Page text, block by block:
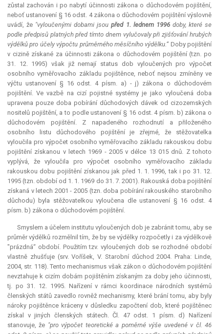
zůstal zachován i po nabytí účinnosti zákona o důchodovém pojištění,
neboť ustanovení § 16 odst. 4 zákona o důchodovém pojištění výslovně
uvádí, že "vyloučenými dobami jsoupřed 1. lednem 1996doby, které se
podle předpisů platných před tímto dnem vylučovaly při zjišťování hrubých
výdělků pro účely výpočtu průměrného měsíčního výdělku.“ Doby pojištění
v cizině získané za účinnosti zákona o důchodovém pojištění (tzn. po
31. 12. 1995) však již nemají status dob vyloučených pro výpočet
osobního vyměřovacího základu pojištěnce, neboť nejsou zmíněny ve
výčtu ustanovení § 16 odst. 4 písm. a) - j) zákona o důchodovém
pojištění. Ve vazbě na cizí pojistné systémy je jako vyloučená doba
upravena pouze doba pobírání důchodových dávek od cizozemských
nositelů pojištění, a to podle ustanovení § 16 odst. 4 písm. b) zákona o
důchodovém pojištění. Z napadeného rozhodnutí a přiloženého
osobního listu důchodového pojištění je zřejmé, že stěžovatelka
vyloučila pro výpočet osobního vyměřovacího základu rakouskou dobu
pojištění získanou v letech 1969 - 2005 v délce 13 015 dnů. Z tohoto
vyplývá, že vyloučila pro výpočet osobního vyměřovacího základu
rakouskou dobu pojištění získanou jak před 1. 1. 1996, tak i po 31. 12.
1995 (tzn. období od 1. 1. 1969 do 31. 7. 2001). Rakouská doba pojištění
získaná v letech 2001 - 2005 (tzn. doba pobírání rakouského starobního
důchodu) byla stěžovatelkou vyloučena dle ustanovení § 16 odst. 4
písm. b) zákona o důchodovém pojištění.
Smyslem a účelem institutu vyloučených dob je zabránit tomu, aby se
průměr výdělků rozmělnil tím, že by se výdělky rozpočetly i za výdělkově
"prázdná“ období. Použitím tzv. vyloučených dob se rozhodné období
vlastně zhušťuje (srv. Voříšek, V. Starobní důchod 2004. Praha: Linde,
2004, str. 118). Tento mechanismus však zákon o důchodovém pojištění
nevztahuje k cizím dobám pojištěním získaným za doby jeho účinnosti,
tj. po 31. 12. 1995. Nařízení v rámci koordinace národních systémů
členských států zavedlo rovněž mechanismy, které brání tomu, aby byly
nároky pojištěnce kráceny v důsledku započtení dob, které pojištěnec
získal v jiných členských státech. Čl. 47 odst. 1 písm. d) Nařízení
stanovuje, že "pro výpočet teoretické a poměrné výše uvedené v čl. 46